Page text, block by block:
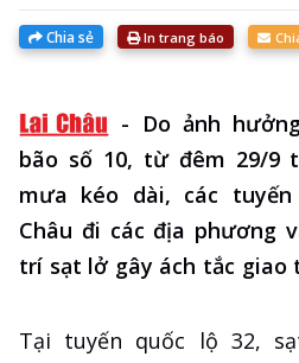
Chia sẻ In trang báo
- Do ảnh
bão số 10, từ đêm 29/9
mưa kéo dài, các
Châu đi các địa phương
trí sạt lở gây ách tắc giao
Tại tuyến quốc lộ 32,